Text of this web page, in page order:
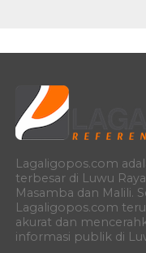
Lagaligopos.com
terbesar di Luwu
Masamba dan Malili.
Lagaligopos.com
akurat dan
informasi publik di